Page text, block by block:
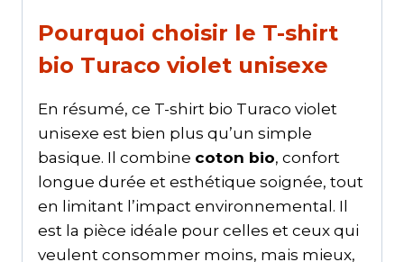
Pourquoi choisir le T-shirt
bio Turaco violet unisexe
En résumé, ce T-shirt bio Turaco violet
unisexe est bien plus qu’un simple
basique. Il combine coton bio, confort
longue durée et esthétique soignée, tout
en limitant l’impact environnemental. Il
est la pièce idéale pour celles et ceux qui
veulent consommer moins, mais mieux,